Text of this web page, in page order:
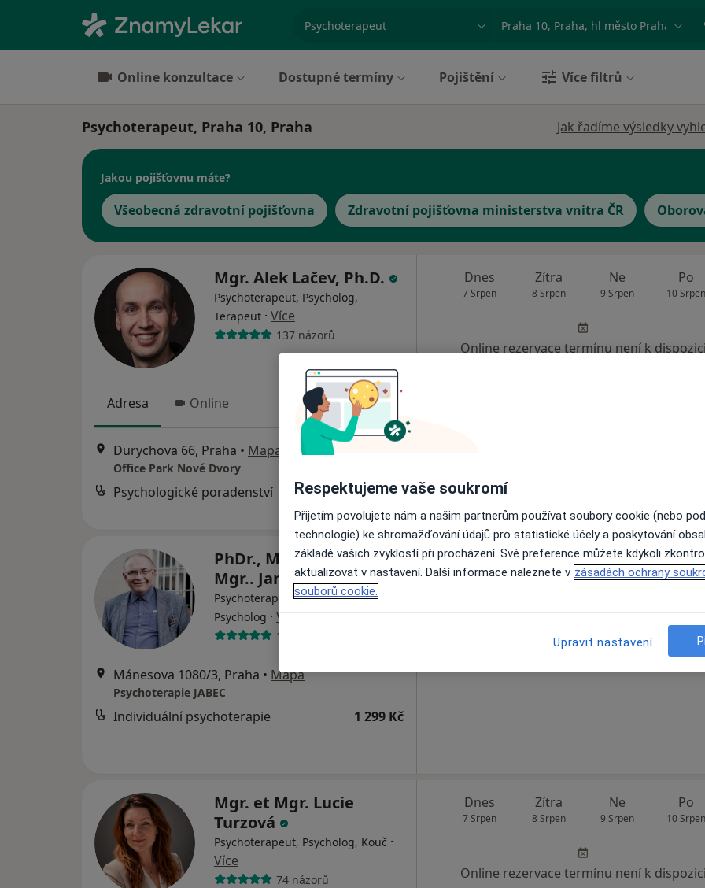
Online konzultace Dostupné termíny Pojištění Více filtrů
Psychoterapeut, Praha 10, Praha Jak řadíme výsledky
Jakou pojišťovnu máte?
Všeobecná zdravotní pojišťovna Zdravotní pojišťovna ministerstva vnitra ČR
Mgr. Alek Lačev, Ph.D.
Psychoterapeut, Psycholog,
Terapeut · Více
137 názorů
Adresa Online
Durychova 66, Praha • Mapa
Office Park Nové Dvory
Psychologické poradenství 1 600 Kč
Dnes
7 Srpen
Zítra
8 Srpen
Ne
9 Srpen
Po
10 Srpen
Online rezervace termínu není k dispozici
PhDr., Mgr. et Mgr. et
Mgr.. Jan Beer, MBA
Psychoterapeut, Dětský psycholog,
Psycholog · Více
14 názorů
Mánesova 1080/3, Praha • Mapa
Psychoterapie JABEC
Individuální psychoterapie 1 299 Kč
Dnes
7 Srpen
Zítra
8 Srpen
Ne
9 Srpen
Po
10
Online rezervace termínu není k
Mgr. et Mgr. Lucie
Turzová
Psychoterapeut, Psycholog, Kouč ·
Více
74 názorů
Dnes
7 Srpen
Zítra
8 Srpen
Ne
9 Srpen
Po
10 Srpen
Online rezervace termínu není k dispozici
Respektujeme vaše soukromí
Přijetím povolujete nám a našim partnerům používat soubory cookie (nebo
technologie) ke shromažďování údajů pro statistické účely a poskytování
základě vašich zvyklostí při procházení. Své preference můžete kdykoli
aktualizovat v nastavení. Další informace naleznete v zásadách ochrany
souborů cookie.
Upravit nastavení